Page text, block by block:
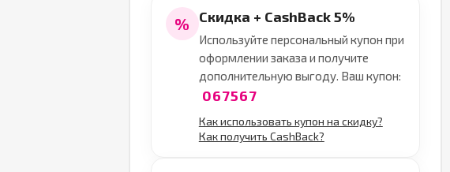
% Скидка + CashBack 5%
Используйте персональный купон при
оформлении заказа и получите
дополнительную выгоду. Ваш купон:
067567
Как использовать купон на скидку?
Как получить CashBack?